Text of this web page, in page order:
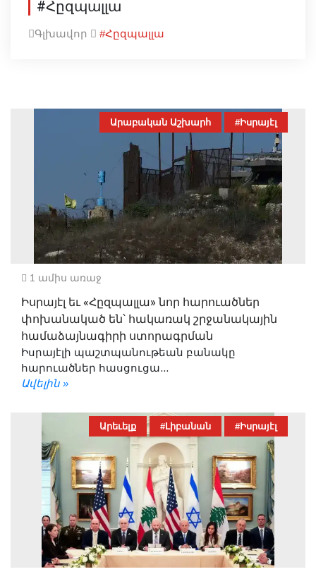
#Հըզպալլա
Գլխավոր #Հըզպալլա
Արաբական Աշխարհ #Իսրայէլ
1 ամիս առաջ
Իսրայէլ եւ «Հըզպալլա» նոր հարուածներ
փոխանակած են՝ հակառակ շրջանակային
համաձայնագիրի ստորագրման
Իսրայէլի պաշտպանութեան բանակը
հարուածներ հասցուցա...
Ավելին »
Արեւելք #Լիբանան #Իսրայէլ